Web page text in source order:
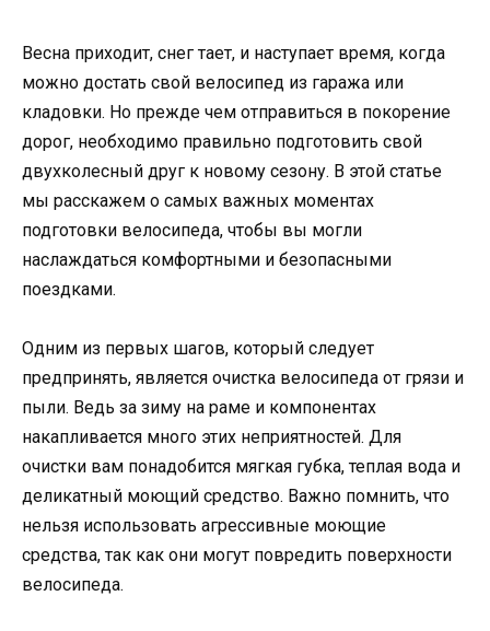
Весна приходит, снег тает, и наступает время, когда
можно достать свой велосипед из гаража или
кладовки. Но прежде чем отправиться в покорение
дорог, необходимо правильно подготовить свой
двухколесный друг к новому сезону. В этой статье
мы расскажем о самых важных моментах
подготовки велосипеда, чтобы вы могли
наслаждаться комфортными и безопасными
поездками.
Одним из первых шагов, который следует
предпринять, является очистка велосипеда от грязи и
пыли. Ведь за зиму на раме и компонентах
накапливается много этих неприятностей. Для
очистки вам понадобится мягкая губка, теплая вода и
деликатный моющий средство. Важно помнить, что
нельзя использовать агрессивные моющие
средства, так как они могут повредить поверхности
велосипеда.